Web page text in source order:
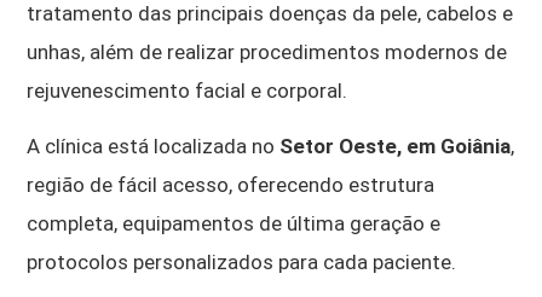
tratamento das principais doenças da pele, cabelos e
unhas, além de realizar procedimentos modernos de
rejuvenescimento facial e corporal.
A clínica está localizada no Setor Oeste, em Goiânia,
região de fácil acesso, oferecendo estrutura
completa, equipamentos de última geração e
protocolos personalizados para cada paciente.